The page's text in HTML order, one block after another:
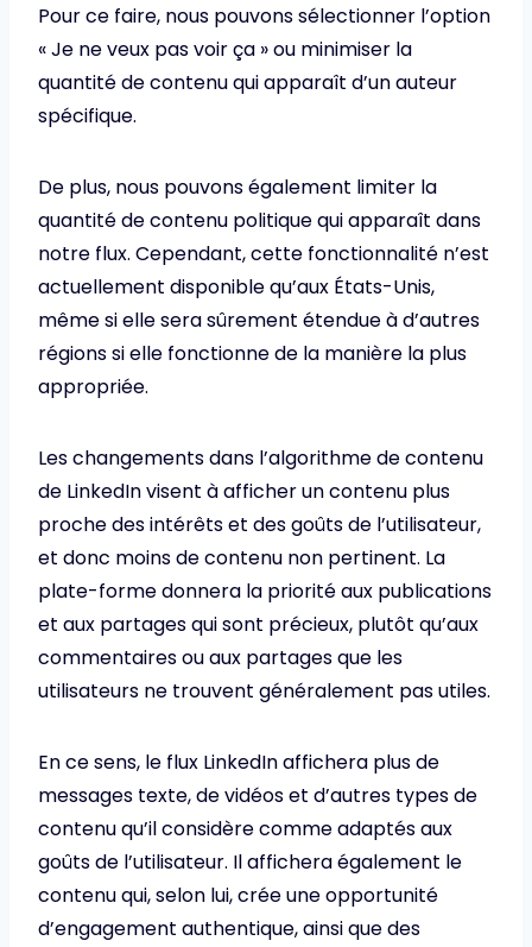
Pour ce faire, nous pouvons sélectionner l’option
« Je ne veux pas voir ça » ou minimiser la
quantité de contenu qui apparaît d’un auteur
spécifique.
De plus, nous pouvons également limiter la
quantité de contenu politique qui apparaît dans
notre flux. Cependant, cette fonctionnalité n’est
actuellement disponible qu’aux États-Unis,
même si elle sera sûrement étendue à d’autres
régions si elle fonctionne de la manière la plus
appropriée.
Les changements dans l’algorithme de contenu
de LinkedIn visent à afficher un contenu plus
proche des intérêts et des goûts de l’utilisateur,
et donc moins de contenu non pertinent. La
plate-forme donnera la priorité aux publications
et aux partages qui sont précieux, plutôt qu’aux
commentaires ou aux partages que les
utilisateurs ne trouvent généralement pas utiles.
En ce sens, le flux LinkedIn affichera plus de
messages texte, de vidéos et d’autres types de
contenu qu’il considère comme adaptés aux
goûts de l’utilisateur. Il affichera également le
contenu qui, selon lui, crée une opportunité
d’engagement authentique, ainsi que des